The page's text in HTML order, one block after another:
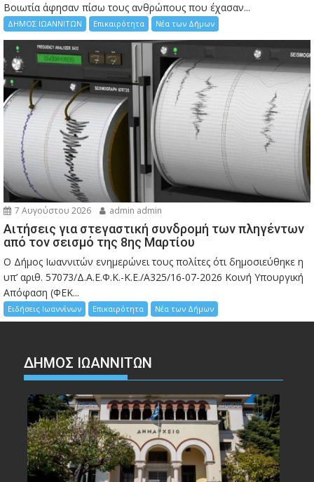
Bοιωτία άφησαν πίσω τους ανθρώπους που έχασαν...
ΔΗΜΟΣ ΙΩΑΝΝΙΤΩΝ Επικαιρότητα Νέα των Δήμων
7 Αυγούστου 2026 admin admin
Αιτήσεις για στεγαστική συνδρομή των πληγέντων
από τον σεισμό της 8ης Μαρτίου
Ο Δήμος Ιωαννιτών ενημερώνει τους πολίτες ότι δημοσιεύθηκε η
υπ’ αριθ. 57073/Δ.Α.Ε.Φ.Κ.-Κ.Ε./Α325/16-07-2026 Κοινή Υπουργική
Απόφαση (ΦΕΚ...
Ειδήσεις Ιωαννίνων Επικαιρότητα Νέα των Δήμων
ΔΗΜΟΣ ΙΩΑΝΝΙΤΩΝ